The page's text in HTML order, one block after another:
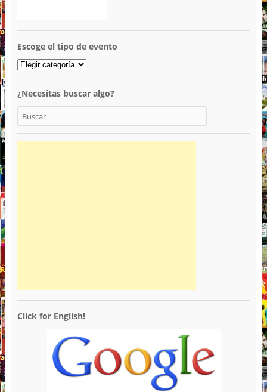
Escoge el tipo de evento
¿Necesitas buscar algo?
Click for English!